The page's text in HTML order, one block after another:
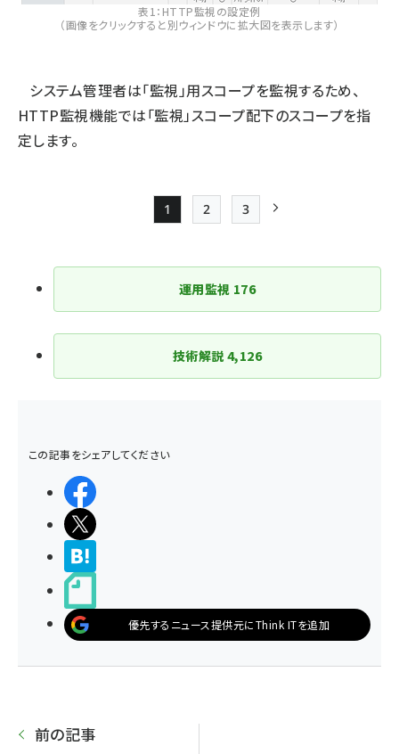
表1：HTTP監視の設定例
（画像をクリックすると別ウィンドウに拡大図を表示します）
システム管理者は「監視」用スコープを監視するため、
HTTP監視機能では「監視」スコープ配下のスコープを指
定します。
ジ
送
り
Page
1
Page
2
Page
3
運用監視 176
技術解説 4,126
この記事をシェアしてください
優先するニュース提供元にThink ITを追加
前の記事